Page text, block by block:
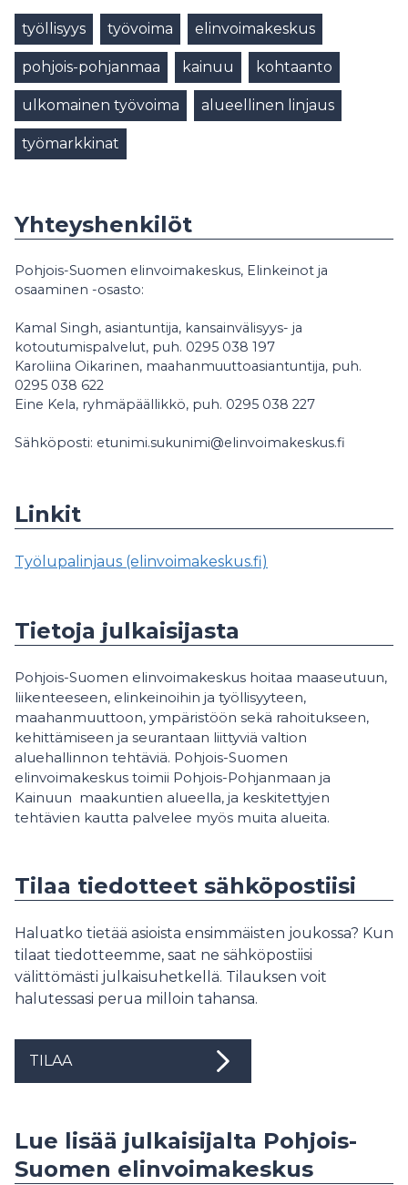
työllisyys työvoima elinvoimakeskus
pohjois-pohjanmaa kainuu kohtaanto
ulkomainen työvoima alueellinen linjaus
työmarkkinat
Yhteyshenkilöt
Pohjois-Suomen elinvoimakeskus, Elinkeinot ja
osaaminen -osasto:
Kamal Singh, asiantuntija, kansainvälisyys- ja
kotoutumispalvelut, puh. 0295 038 197
Karoliina Oikarinen, maahanmuuttoasiantuntija, puh.
0295 038 622
Eine Kela, ryhmäpäällikkö, puh. 0295 038 227
Sähköposti: etunimi.sukunimi@elinvoimakeskus.fi
Linkit
Työlupalinjaus (elinvoimakeskus.fi)
Tietoja julkaisijasta
Pohjois-Suomen elinvoimakeskus hoitaa maaseutuun,
liikenteeseen, elinkeinoihin ja työllisyyteen,
maahanmuuttoon, ympäristöön sekä rahoitukseen,
kehittämiseen ja seurantaan liittyviä valtion
aluehallinnon tehtäviä. Pohjois-Suomen
elinvoimakeskus toimii Pohjois-Pohjanmaan ja
Kainuun maakuntien alueella, ja keskitettyjen
tehtävien kautta palvelee myös muita alueita.
Tilaa tiedotteet sähköpostiisi
Haluatko tietää asioista ensimmäisten joukossa? Kun
tilaat tiedotteemme, saat ne sähköpostiisi
välittömästi julkaisuhetkellä. Tilauksen voit
halutessasi perua milloin tahansa.
TILAA
Lue lisää julkaisijalta Pohjois-
Suomen elinvoimakeskus